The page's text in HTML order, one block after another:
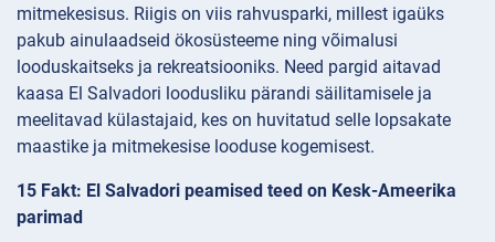
mitmekesisus. Riigis on viis rahvusparki, millest igaüks
pakub ainulaadseid ökosüsteeme ning võimalusi
looduskaitseks ja rekreatsiooniks. Need pargid aitavad
kaasa El Salvadori loodusliku pärandi säilitamisele ja
meelitavad külastajaid, kes on huvitatud selle lopsakate
maastike ja mitmekesise looduse kogemisest.
15 Fakt: El Salvadori peamised teed on Kesk-Ameerika
parimad